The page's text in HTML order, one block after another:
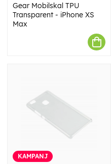
Gear Mobilskal TPU
Transparent - iPhone XS
Max
KAMPANJ